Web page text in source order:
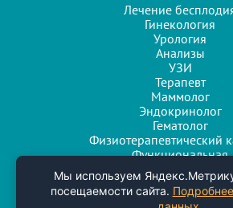
Лечение
Гинекология
Урология
Анализы
УЗИ
Терапевт
Маммолог
Эндокринолог
Гематолог
Физиотерапевтический
Функциональная
Разработка и поддержка сайта
Агентство интернет-
Мы используем
посещаемости сайта.